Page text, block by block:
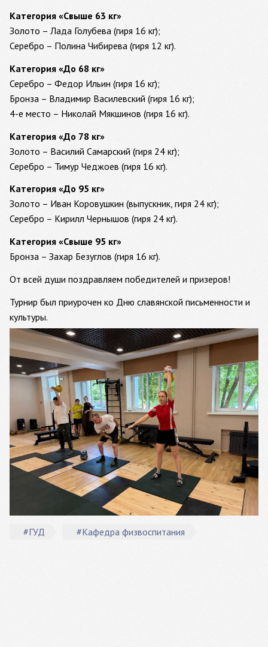
Категория «Свыше 63 кг»
Золото – Лада Голубева (гиря 16 кг);
Серебро – Полина Чибирева (гиря 12 кг).
Категория «До 68 кг»
Серебро – Федор Ильин (гиря 16 кг);
Бронза – Владимир Василевский (гиря 16 кг);
4-е место – Николай Мякшинов (гиря 16 кг).
Категория «До 78 кг»
Золото – Василий Самарский (гиря 24 кг);
Серебро – Тимур Чеджоев (гиря 16 кг).
Категория «До 95 кг»
Золото – Иван Коровушкин (выпускник, гиря 24 кг);
Серебро – Кирилл Чернышов (гиря 24 кг).
Категория «Свыше 95 кг»
Бронза – Захар Безуглов (гиря 16 кг).
От всей души поздравляем победителей и призеров!
Турнир был приурочен ко Дню славянской письменности и
культуры.
#ГУД #Кафедра физвоспитания